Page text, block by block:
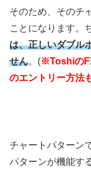
そのため、そのチ
ことになります。
は、正しいダブル
せん。 (※Toshiの
のエントリー方法
チャートパターン
パターンが機能す